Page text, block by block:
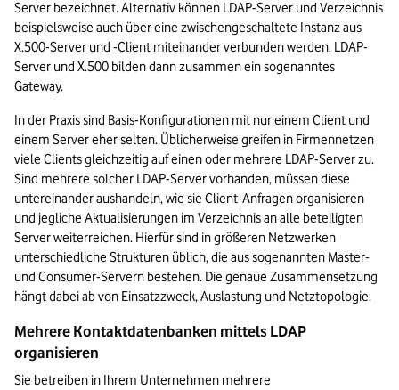
Server bezeichnet. Alternativ können LDAP-Server und Verzeichnis
beispielsweise auch über eine zwischengeschaltete Instanz aus
X.500-Server und -Client miteinander verbunden werden. LDAP-
Server und X.500 bilden dann zusammen ein sogenanntes
Gateway.
In der Praxis sind Basis-Konfigurationen mit nur einem Client und
einem Server eher selten. Üblicherweise greifen in Firmennetzen
viele Clients gleichzeitig auf einen oder mehrere LDAP-Server zu.
Sind mehrere solcher LDAP-Server vorhanden, müssen diese
untereinander aushandeln, wie sie Client-Anfragen organisieren
und jegliche Aktualisierungen im Verzeichnis an alle beteiligten
Server weiterreichen. Hierfür sind in größeren Netzwerken
unterschiedliche Strukturen üblich, die aus sogenannten Master-
und Consumer-Servern bestehen. Die genaue Zusammensetzung
hängt dabei ab von Einsatzzweck, Auslastung und Netztopologie.
Mehrere Kontaktdatenbanken mittels LDAP
organisieren
Sie betreiben in Ihrem Unternehmen mehrere